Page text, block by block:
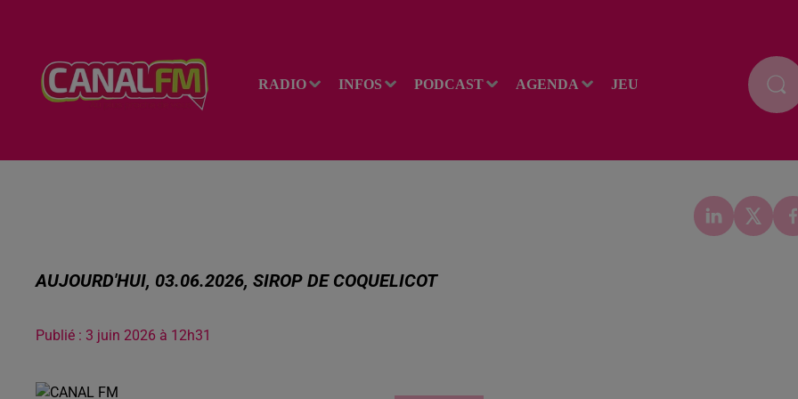
RADIO INFOS PODCAST AGENDA JEU
AUJOURD'HUI, 03.06.2026, SIROP DE COQUELICOT
Publié : 3 juin 2026 à 12h31